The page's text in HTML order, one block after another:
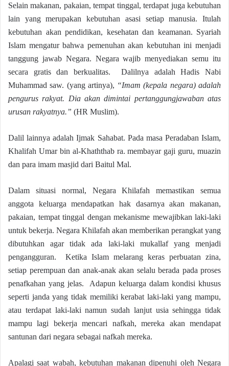
Selain makanan, pakaian, tempat tinggal, terdapat juga kebutuhan
lain yang merupakan kebutuhan asasi setiap manusia. Itulah
kebutuhan akan pendidikan, kesehatan dan keamanan. Syariah
Islam mengatur bahwa pemenuhan akan kebutuhan ini menjadi
tanggung jawab Negara. Negara wajib menyediakan semu itu
secara gratis dan berkualitas. Dalilnya adalah Hadis Nabi
Muhammad saw. (yang artinya), “Imam (kepala negara) adalah
pengurus rakyat. Dia akan dimintai pertanggungjawaban atas
urusan rakyatnya.” (HR Muslim).
Dalil lainnya adalah Ijmak Sahabat. Pada masa Peradaban Islam,
Khalifah Umar bin al-Khaththab ra. membayar gaji guru, muazin
dan para imam masjid dari Baitul Mal.
Dalam situasi normal, Negara Khilafah memastikan semua
anggota keluarga mendapatkan hak dasarnya akan makanan,
pakaian, tempat tinggal dengan mekanisme mewajibkan laki-laki
untuk bekerja. Negara Khilafah akan memberikan perangkat yang
dibutuhkan agar tidak ada laki-laki mukallaf yang menjadi
pengangguran. Ketika Islam melarang keras perbuatan zina,
setiap perempuan dan anak-anak akan selalu berada pada proses
penafkahan yang jelas. Adapun keluarga dalam kondisi khusus
seperti janda yang tidak memiliki kerabat laki-laki yang mampu,
atau terdapat laki-laki namun sudah lanjut usia sehingga tidak
mampu lagi bekerja mencari nafkah, mereka akan mendapat
santunan dari negara sebagai nafkah mereka.
Apalagi saat wabah, kebutuhan makanan dipenuhi oleh Negara